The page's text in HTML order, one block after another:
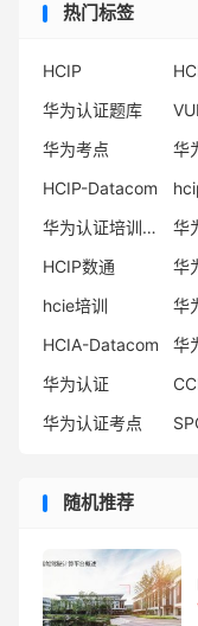
热门标签
HCIP
华为认证题库
华为考点
华
HCIP-Datacom
华为认证培训机构
HCIP数通
hcie培训
华
HCIA-Datacom
华
华为认证
华为认证考点
随机推荐